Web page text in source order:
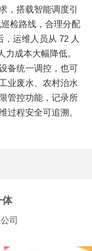
，搭载智能调度引
检路线，合理分配
运维人员从 72 人
成本大幅降低。
备统一调控，也可
业废水、农村治水
管控功能，记录所
过程安全可追溯。
体
司